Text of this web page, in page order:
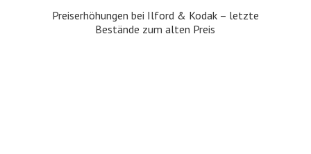
Preiserhöhungen bei Ilford & Kodak – letzte
Bestände zumalten Preis